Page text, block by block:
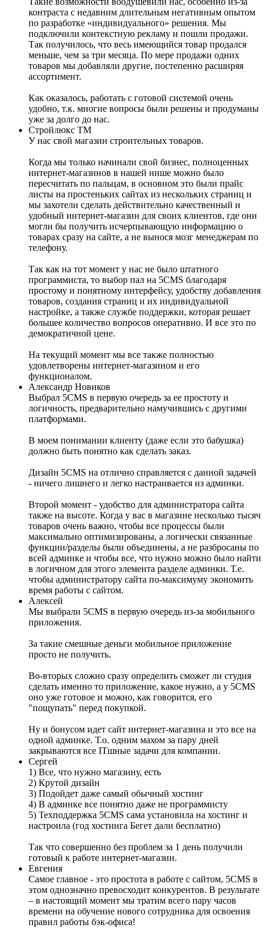
контраста с недавним длительным негативным опытом
по разработке «индивидуального» решения. Мы
подключили контекстную рекламу и пошли продажи.
Так получилось, что весь имеющийся товар продался
меньше, чем за три месяца. По мере продажи одних
товаров мы добавляли другие, постепенно расширяя
ассортимент.
Как оказалось, работать с готовой системой очень
удобно, т.к. многие вопросы были решены и продуманы
уже за долго до нас.
Стройлюкс ТМ
У нас свой магазин строительных товаров.
Когда мы только начинали свой бизнес, полноценных
интернет-магазинов в нашей нише можно было
пересчитать по пальцам, в основном это были прайс
листы на простеньких сайтах из нескольких страниц и
мы захотели сделать действительно качественный и
удобный интернет-магазин для своих клиентов, где они
могли бы получить исчерпывающую информацию о
товарах сразу на сайте, а не вынося мозг менеджерам по
телефону.
Так как на тот момент у нас не было штатного
программиста, то выбор пал на 5CMS благодаря
простому и понятному интерфейсу, удобству добавления
товаров, создания страниц и их индивидуальной
настройке, а также службе поддержки, которая решает
большее количество вопросов оперативно. И все это по
демократичной цене.
На текущий момент мы все также полностью
удовлетворены интернет-магазином и его
функционалом.
Александр Новиков
Выбрал 5CMS в первую очередь за ее простоту и
логичность, предварительно намучившись с другими
платформами.
В моем понимании клиенту (даже если это бабушка)
должно быть понятно как сделать заказ.
Дизайн 5CMS на отлично справляется с данной задачей
- ничего лишнего и легко настраивается из админки.
Второй момент - удобство для администратора сайта
также на высоте. Когда у вас в магазине несколько тысяч
товаров очень важно, чтобы все процессы были
максимально оптимизированы, а логически связанные
функции/разделы были объединены, а не разбросаны по
всей админке и чтобы все, что нужно можно было найти
в логичном для этого элемента разделе админки. Т.е.
чтобы администратору сайта по-максимуму экономить
время работы с сайтом.
Алексей
Мы выбрали 5CMS в первую очередь из-за мобильного
приложения.
За такие смешные деньги мобильное приложение
просто не получить.
Во-вторых сложно сразу определить сможет ли студия
сделать именно то приложение, какое нужно, а у 5CMS
оно уже готовое и можно, как говорится, его
"пощупать" перед покупкой.
Ну и бонусом идет сайт интернет-магазина и это все на
одной админке. Т.о. одним махом за пару дней
закрываются все ITшные задачи для компании.
Сергей
1) Все, что нужно магазину, есть
2) Крутой дизайн
3) Подойдет даже самый обычный хостинг
4) В админке все понятно даже не программисту
5) Техподдержка 5CMS сама установила на хостинг и
настроила (год хостинга Бегет дали бесплатно)
Так что совершенно без проблем за 1 день получили
готовый к работе интернет-магазин.
Евгения
Самое главное - это простота в работе с сайтом, 5CMS в
этом однозначно превосходит конкурентов. В результате
– в настоящий момент мы тратим всего пару часов
времени на обучение нового сотрудника для освоения
правил работы бэк-офиса!